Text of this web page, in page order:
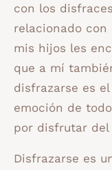
con los
relacionado con
mis hijos les
que a mí
disfrazarse es
emoción de
por disfrutar
Disfrazarse es